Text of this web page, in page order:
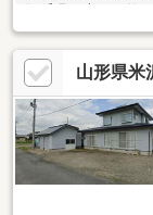
深呼吸も大きな伸
却」は 地域密着型
におまかせ下さい！ 株式
con.co.jp/山形県米